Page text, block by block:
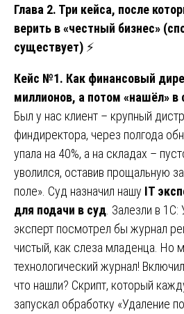
Глава 2. Три кейса, после
верить в «честный бизнес»
существует) ⚡
Кейс №1. Как финансовый
миллионов, а потом «нашёл» в
Был у нас клиент – крупный
финдиректора, через полгода
упала на 40%, а на складах –
уволился, оставив прощальную
поле». Суд назначил нашу IT
для подачи в суд . Залезли в
эксперт посмотрел бы журнал
чистый, как слеза младенца. Но
технологический журнал!
что нашли? Скрипт, который
запускал обработку «Удаление